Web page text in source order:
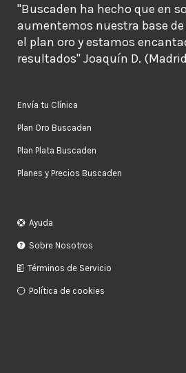
"Buscaden ha hecho que en
aumentemos nuestra base
el plan oro y estamos
resultados" Joaquín D.
Envía tu Clínica
Plan Oro Buscaden
Plan Plata Buscaden
Planes y Precios Buscaden
Ayuda
Sobre Nosotros
Términos de Servicio
Política de cookies